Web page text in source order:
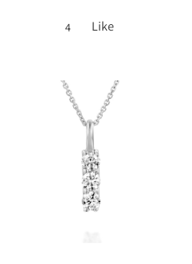
Like
4